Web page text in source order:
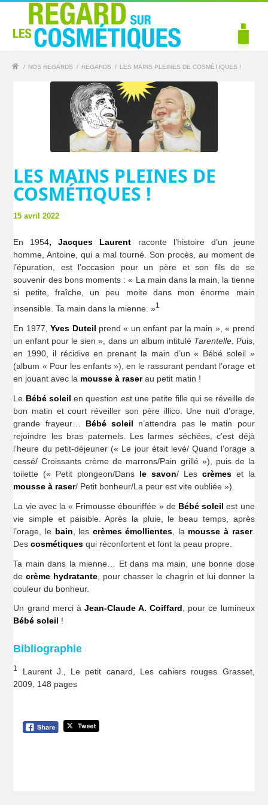
/ NOS REGARDS / REGARDS / LES MAINS PLEINES DE COSMÉTIQUES !
LES MAINS PLEINES DE
COSMÉTIQUES !
15 avril 2022
En 1954, Jacques Laurent raconte l’histoire d’un jeune
homme, Antoine, qui a mal tourné. Son procès, au moment de
l’épuration, est l’occasion pour un père et son fils de se
souvenir des bons moments : « La main dans la main, la tienne
si petite, fraîche, un peu moite dans mon énorme main
insensible. Ta main dans la mienne. »1
En 1977,Yves Duteil prend « un enfant par la main », « prend
un enfant pour le sien », dans un album intitulé Tarentelle. Puis,
en 1990, il récidive en prenant la main d’un « Bébé soleil »
(album « Pour les enfants »), en le rassurant pendant l’orage et
en jouant avec la mousse à raserau petit matin !
Le Bébé soleil en question est une petite fille qui se réveille de
bon matin et court réveiller son père illico. Une nuit d’orage,
grande frayeur… Bébé soleil n’attendra pas le matin pour
rejoindre les bras paternels. Les larmes séchées, c’est déjà
l’heure du petit-déjeuner (« Le jour était levé/ Quand l’orage a
cessé/ Croissants crème de marrons/Pain grillé »), puis de la
toilette (« Petit plongeon/Dans le savon/ Les crèmes et la
mousse à raser/ Petit bonheur/La peur est vite oubliée »).
La vie avec la « Frimousse ébouriffée » de Bébé soleil est une
vie simple et paisible. Après la pluie, le beau temps, après
l’orage, le bain , les crèmes émollientes , la mousse à raser.
Descosmétiques qui réconfortent et font la peau propre.
Ta main dans la mienne… Et dans ma main, une bonne dose
decrème hydratante , pour chasser le chagrin et lui donner la
couleur du bonheur.
Un grand merci à Jean-Claude A. Coiffard, pour ce lumineux
Bébé soleil !
Bibliographie
1
Laurent J., Le petit canard, Les cahiers rouges Grasset,
2009, 148 pages